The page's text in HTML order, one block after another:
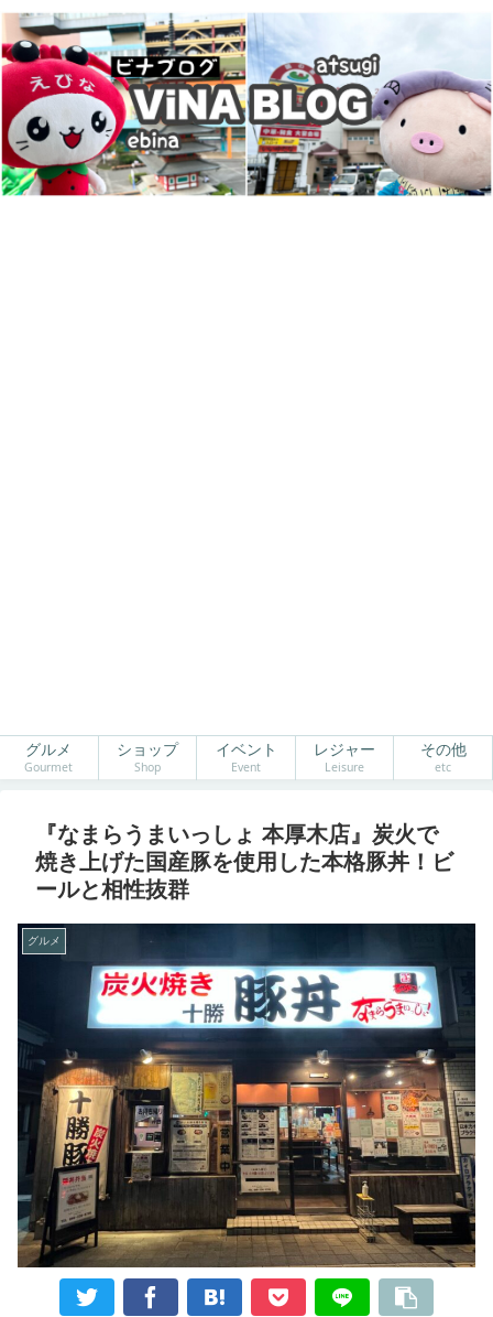
グルメ
Gourmet
ショップ
Shop
イベント
Event
レジャー
Leisure
その他
etc
『なまらうまいっしょ 本厚木店』炭火で
焼き上げた国産豚を使用した本格豚丼！ビ
ールと相性抜群
グルメ